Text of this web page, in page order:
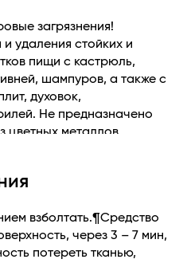
загрязнения!
удаления стойких и
пищи с кастрюль,
шампуров, а также с
духовок,
Не предназначено
цветных металлов.
перед применением
поверхность, через
Остатки средства смыть
обработку еще
взболтать.¶Средство
через 3 – 7 мин,
потереть тканью,